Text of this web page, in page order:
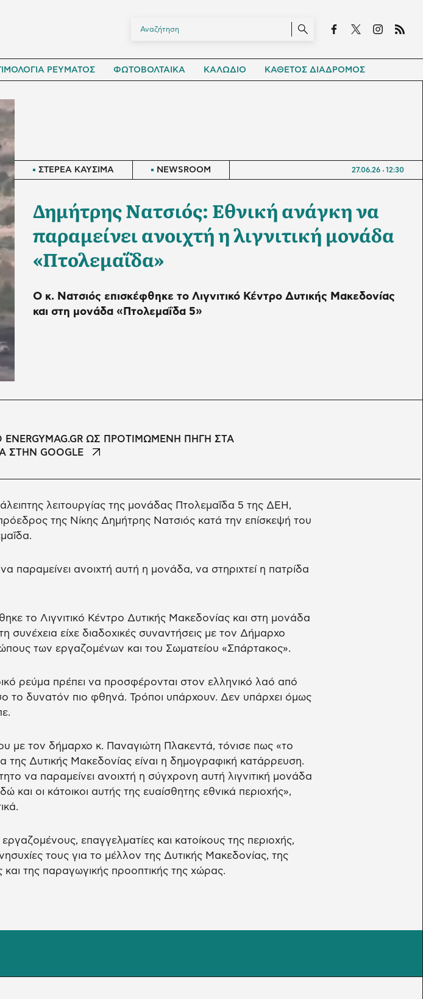
ΡΕΥΜΑΤΟΣ ΦΩΤΟΒΟΛΤΑΙΚΑ ΚΑΛΩΔΙΟ ΚΑΘΕΤΟΣ ΔΙΑΔΡΟΜΟΣ
ΣΤΕΡΕΑ ΚΑΥΣΙΜΑ NEWSROOM 27.06.26 12:30
Δημήτρης Νατσιός: Εθνική ανάγκη να
παραμείνει ανοιχτή η λιγνιτική μονάδα
«Πτολεμαΐδα»
Ο κ. Νατσιός επισκέφθηκε το Λιγνιτικό Κέντρο Δυτικής Μακεδονίας
και στη μονάδα «Πτολεμαΐδα 5»
ΩΣ ΠΡΟΤΙΜΩΜΕΝΗ ΠΗΓΗ ΣΤΑ
ΣΤΗΝ GOOGLE
λειτουργίας της μονάδας Πτολεμαΐδα 5 της ΔΕΗ,
της Νίκης Δημήτρης Νατσιός κατά την επίσκεψή του
παραμείνει ανοιχτή αυτή η μονάδα, να στηριχτεί η πατρίδα
το Λιγνιτικό Κέντρο Δυτικής Μακεδονίας και στη μονάδα
συνέχεια είχε διαδοχικές συναντήσεις με τον Δήμαρχο
των εργαζομένων και του Σωματείου «Σπάρτακος».
ρεύμα πρέπει να προσφέρονται στον ελληνικό λαό από
το δυνατόν πιο φθηνά. Τρόποι υπάρχουν. Δεν υπάρχει όμως
με τον δήμαρχο κ. Παναγιώτη Πλακεντά, τόνισε πως «το
της Δυτικής Μακεδονίας είναι η δημογραφική κατάρρευση.
να παραμείνει ανοιχτή η σύγχρονη αυτή λιγνιτική μονάδα
και οι κάτοικοι αυτής της ευαίσθητης εθνικά περιοχής»,
επαγγελματίες και κατοίκους της περιοχής,
τους για το μέλλον της Δυτικής Μακεδονίας, της
και της παραγωγικής προοπτικής της χώρας.